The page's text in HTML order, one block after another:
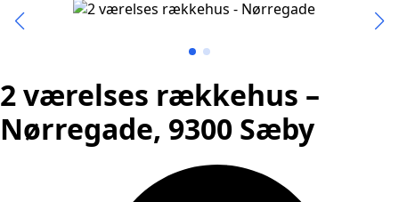
2 værelses rækkehus –
Nørregade, 9300 Sæby